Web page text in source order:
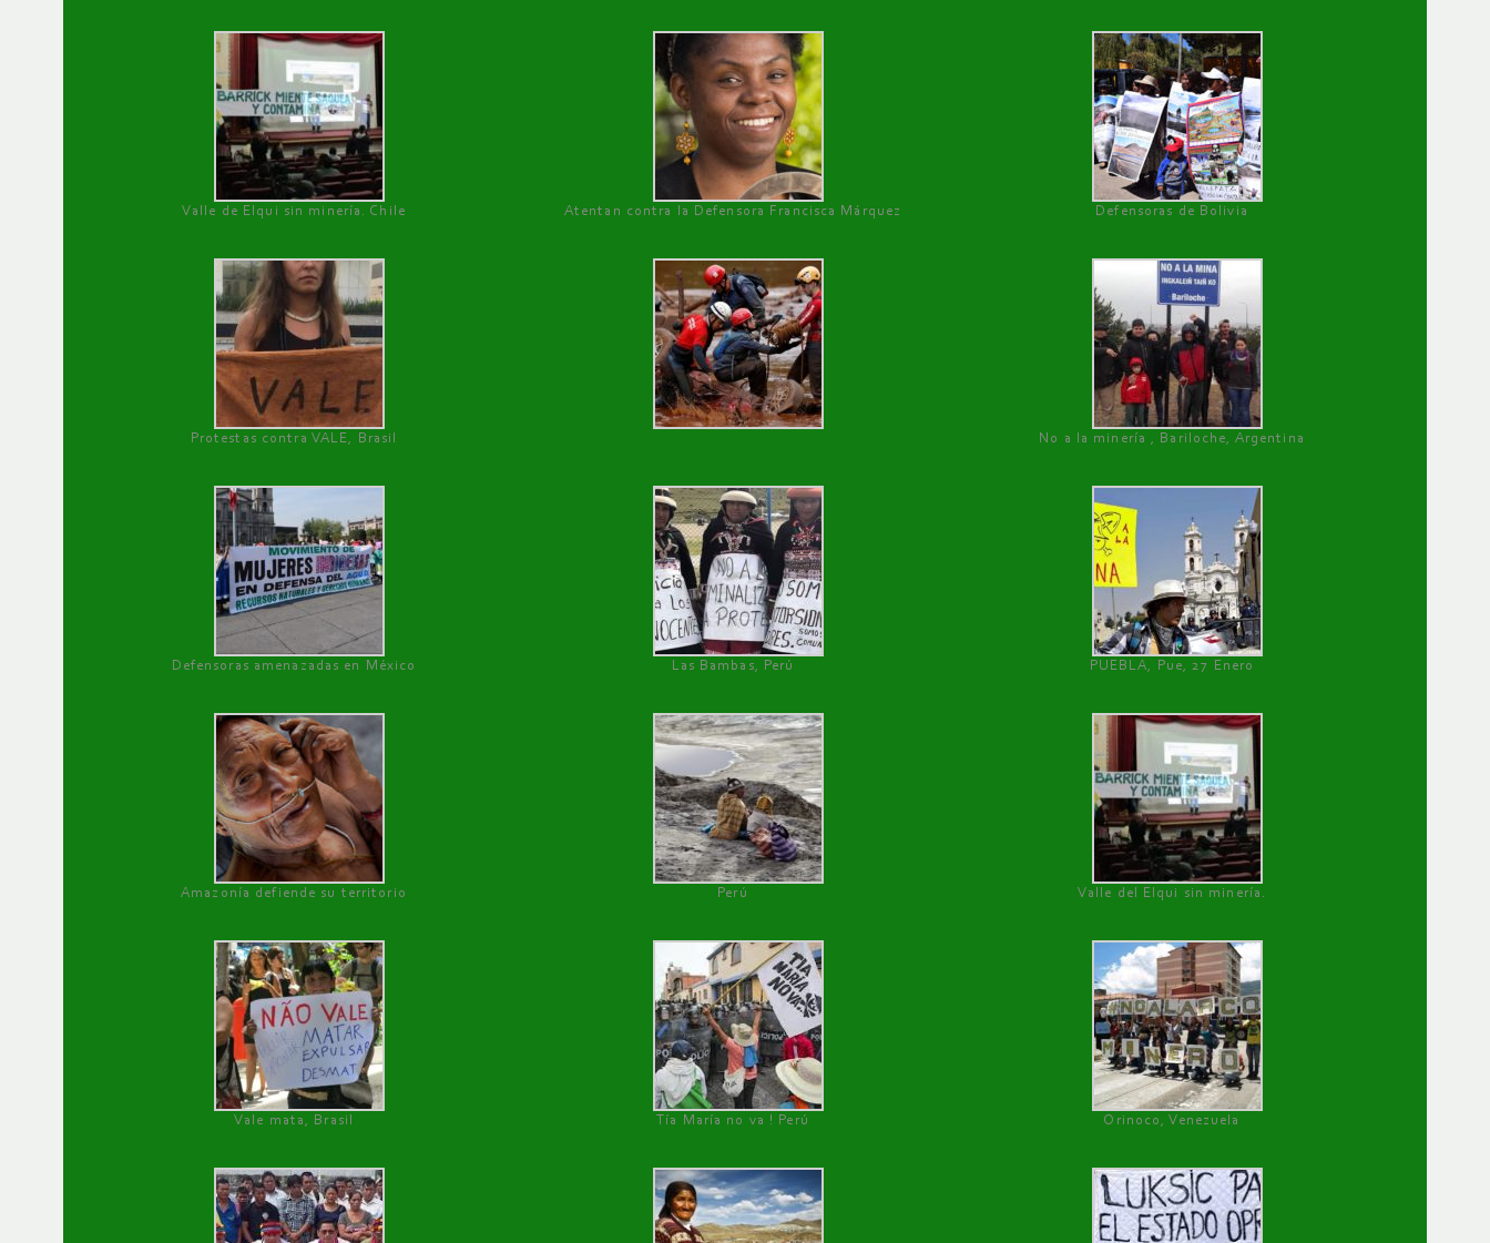
Valle de Elqui sin minería. Chile Atentan contra la Defensora Francisca Márquez Defensoras de Bolivia
Protestas contra VALE, Brasil No a la minería , Bariloche, Argentina
Defensoras amenazadas en México Las Bambas, Perú PUEBLA, Pue, 27 Enero
Amazonía defiende su territorio Perú Valle del Elqui sin minería.
Vale mata, Brasil Tía María no va ! Perú Orinoco, Venezuela